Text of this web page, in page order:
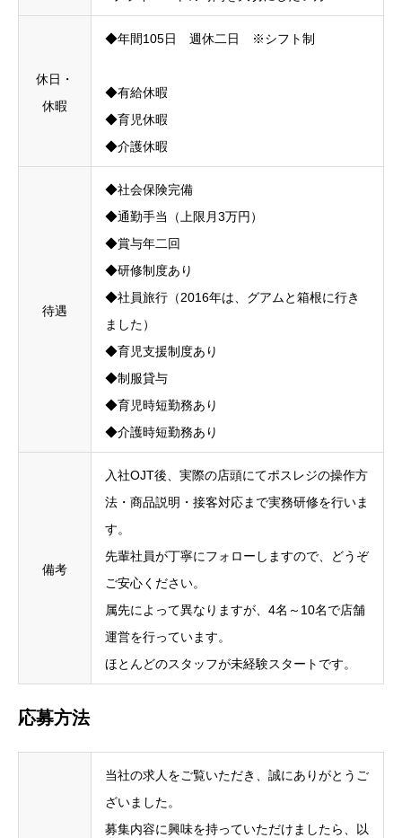
休日・
休暇
◆年間105日 週休二日 ※シフト制
◆有給休暇
◆育児休暇
◆介護休暇
待遇
◆社会保険完備
◆通勤手当（上限月3万円）
◆賞与年二回
◆研修制度あり
◆社員旅行（2016年は、グアムと箱根に行き
ました）
◆育児支援制度あり
◆制服貸与
◆育児時短勤務あり
◆介護時短勤務あり
備考
入社OJT後、実際の店頭にてポスレジの操作方
法・商品説明・接客対応まで実務研修を行いま
す。
先輩社員が丁寧にフォローしますので、どうぞ
ご安心ください。
属先によって異なりますが、4名～10名で店舗
運営を行っています。
ほとんどのスタッフが未経験スタートです。
応募方法
当社の求人をご覧いただき、誠にありがとうご
ざいました。
募集内容に興味を持っていただけましたら、以